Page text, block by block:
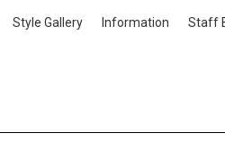
Style Gallery Information Staff